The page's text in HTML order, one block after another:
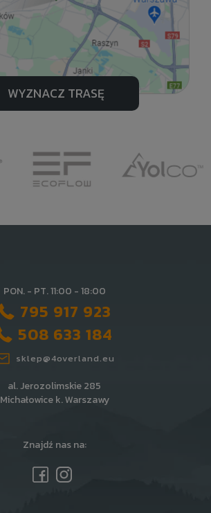
WYZNACZ TRASĘ
PON. - PT. 11:00 - 18:00
795 917 923
508 633 184
sklep@4overland.eu
al. Jerozolimskie 285
Michałowice k. Warszawy
Znajdź nas na: